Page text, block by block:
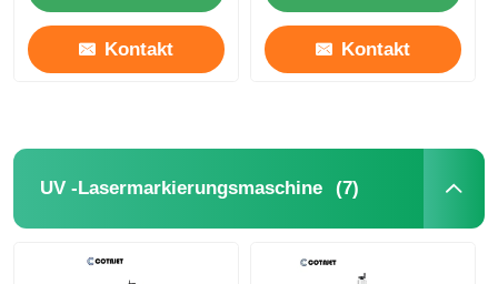
Kontakt Kontakt
UV -Lasermarkierungsmaschine (7)